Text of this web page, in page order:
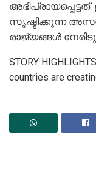
സൃഷ്ടിക്കുന്ന
രാജ്യങ്ങള്‍
STORY
countries are